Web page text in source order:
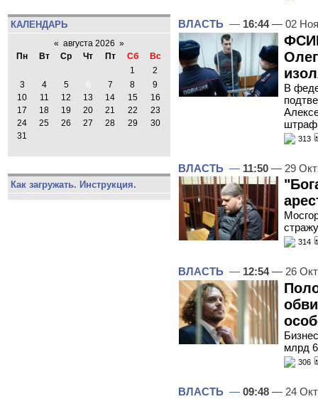
КАЛЕНДАРЬ
« августа 2026 »
Пн
Вт Ср Чт Пт Сб
Вс
1
2
3
4 5 6 7 8
9
10
11 12 13 14 15
16
17
18 19 20 21 22
23
24
25 26 27 28 29
30
31
Как загружать. Инструкция.
ВЛАСТЬ — 16:44— 02
В
313
ВЛАСТЬ — 11:50 — 29
314
ВЛАСТЬ — 12:54— 26
млрд
306
ВЛАСТЬ — 09:48 — 24